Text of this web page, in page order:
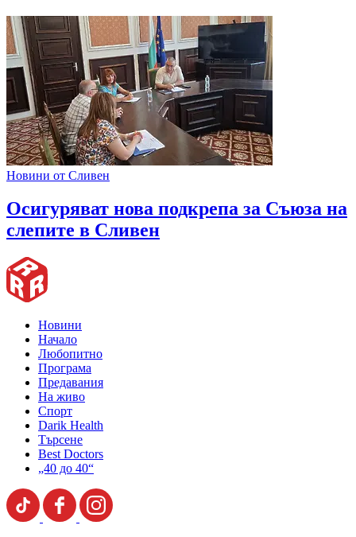
Новини от Сливен
Oсигуряват нова подкрепа за Съюза на
слепите в Сливен
Новини
Начало
Любопитно
Програма
Предавания
На живо
Спорт
Darik Health
Търсене
Best Doctors
„40 до 40“